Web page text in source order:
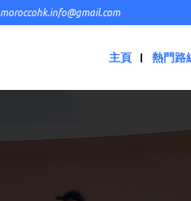
moroccohk.info@gmail.com
主頁 熱門路